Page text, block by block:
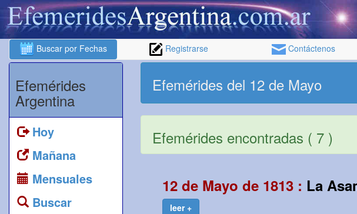
Buscar por Fechas Registrarse Contáctenos
Efemérides
Argentina
Hoy
Mañana
Mensuales
Buscar
Efemérides del 12 de Mayo
Efemérides encontradas ( 7 )
12 de Mayo de 1813 : La
leer +